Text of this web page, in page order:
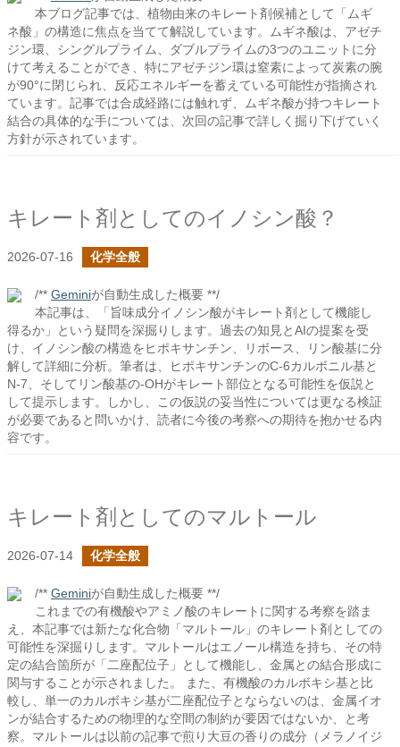
本ブログ記事では、植物由来のキレート剤候補として「ムギ
ネ酸」の構造に焦点を当てて解説しています。ムギネ酸は、アゼチ
ジン環、シングルプライム、ダブルプライムの3つのユニットに分
けて考えることができ、特にアゼチジン環は窒素によって炭素の腕
が90°に閉じられ、反応エネルギーを蓄えている可能性が指摘され
ています。記事では合成経路には触れず、ムギネ酸が持つキレート
結合の具体的な手については、次回の記事で詳しく掘り下げていく
方針が示されています。
キレート剤としてのイノシン酸？
2026-07-16 化学全般
/** Geminiが自動生成した概要 **/
本記事は、「旨味成分イノシン酸がキレート剤として機能し
得るか」という疑問を深掘りします。過去の知見とAIの提案を受
け、イノシン酸の構造をヒポキサンチン、リボース、リン酸基に分
解して詳細に分析。筆者は、ヒポキサンチンのC-6カルボニル基と
N-7、そしてリン酸基の-OHがキレート部位となる可能性を仮説と
して提示します。しかし、この仮説の妥当性については更なる検証
が必要であると問いかけ、読者に今後の考察への期待を抱かせる内
容です。
キレート剤としてのマルトール
2026-07-14 化学全般
/** Geminiが自動生成した概要 **/
これまでの有機酸やアミノ酸のキレートに関する考察を踏ま
え、本記事では新たな化合物「マルトール」のキレート剤としての
可能性を深掘りします。マルトールはエノール構造を持ち、その特
定の結合箇所が「二座配位子」として機能し、金属との結合形成に
関与することが示されました。 また、有機酸のカルボキシ基と比
較し、単一のカルボキシ基が二座配位子とならないのは、金属イオ
ンが結合するための物理的な空間の制約が要因ではないか、と考
察。マルトールは以前の記事で煎り大豆の香りの成分（メラノイジ